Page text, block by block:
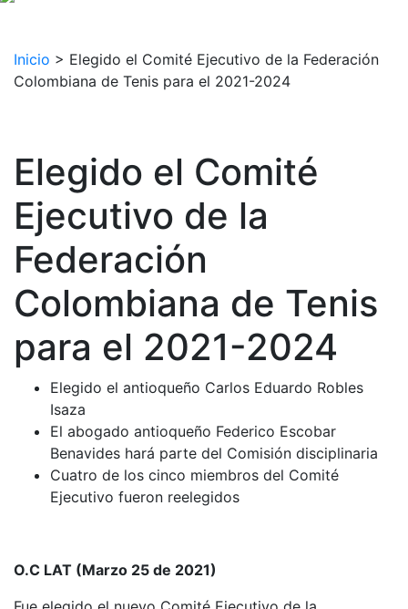
Inicio > Elegido el Comité Ejecutivo de la Federación
Colombiana de Tenis para el 2021-2024
Elegido el Comité
Ejecutivo de la
Federación
Colombiana de Tenis
para el 2021-2024
Elegido el antioqueño Carlos Eduardo Robles
Isaza
El abogado antioqueño Federico Escobar
Benavides hará parte del Comisión disciplinaria
Cuatro de los cinco miembros del Comité
Ejecutivo fueron reelegidos
O.C LAT (Marzo 25 de 2021)